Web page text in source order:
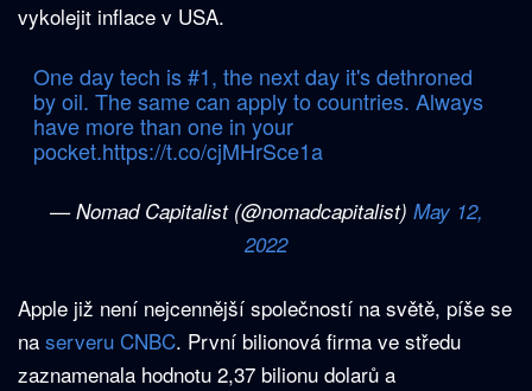
vykolejit inflace v USA.
One day tech is #1, the next day it's dethroned
by oil. The same can apply to countries. Always
have more than one in your
pocket.https://t.co/cjMHrSce1a
— Nomad Capitalist (@nomadcapitalist) May 12,
2022
Apple již není nejcennější společností na světě, píše se
na serveru CNBC. První bilionová firma ve středu
zaznamenala hodnotu 2,37 bilionu dolarů a